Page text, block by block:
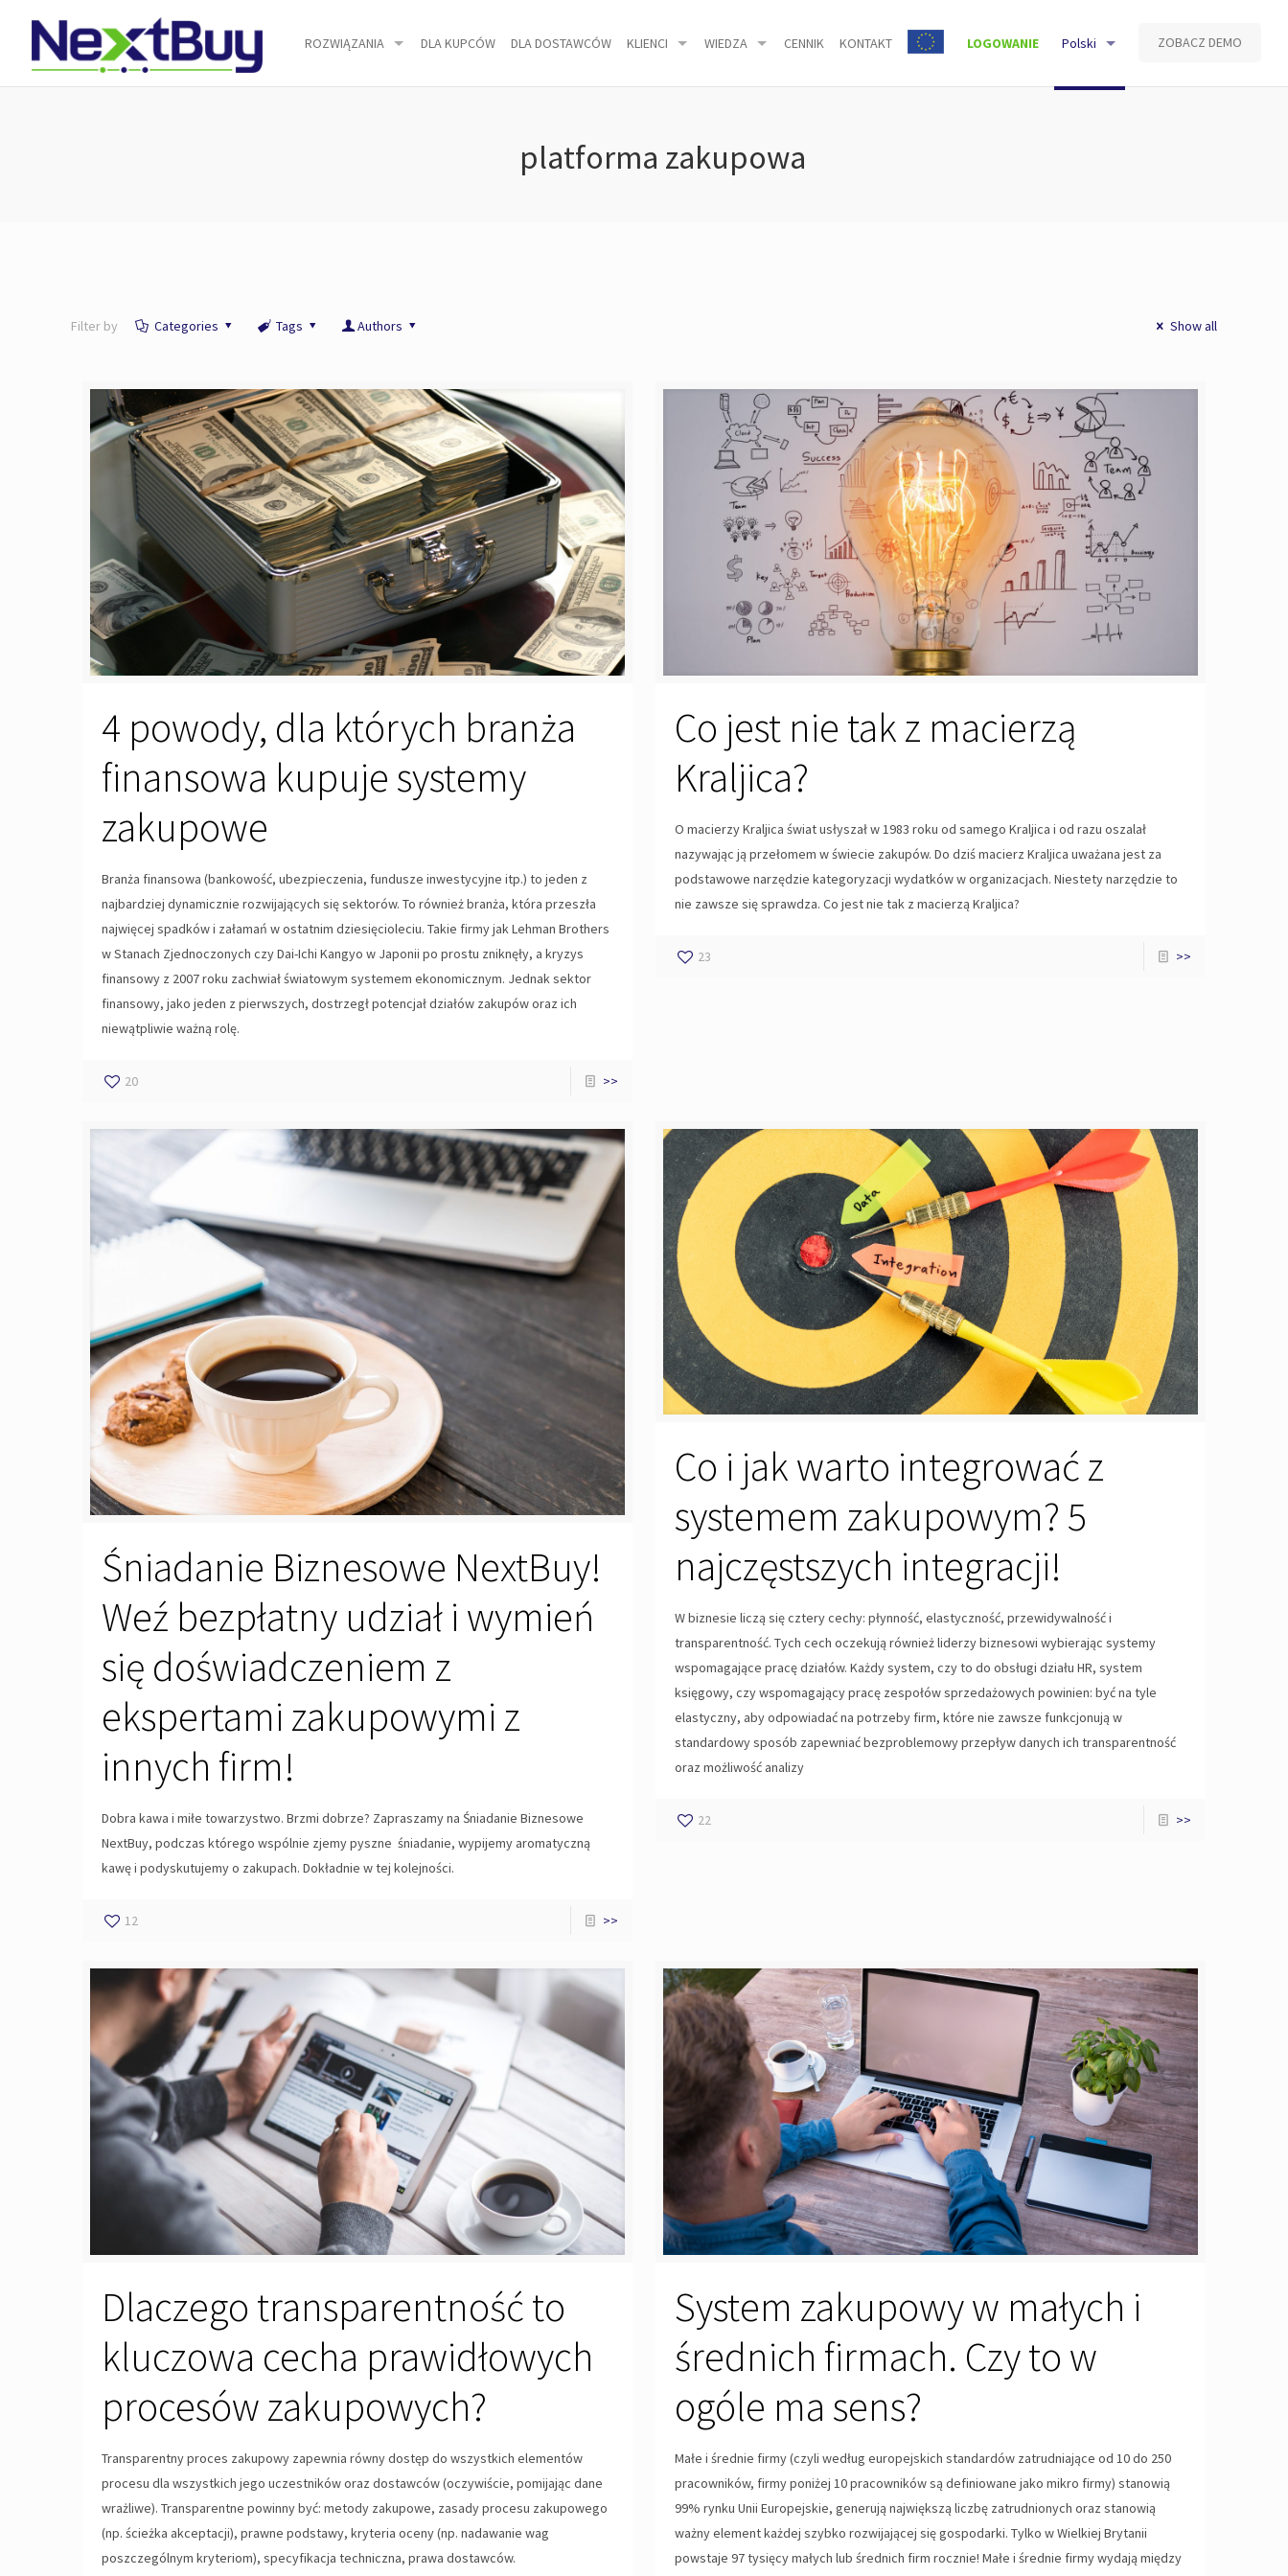
ROZWIĄZANIA DLA KUPCÓW DLA DOSTAWCÓW KLIENCI WIEDZA CENNIK KONTAKT LOGOWANIE Polski ZOBACZ DEMO
platforma zakupowa
Filter by Categories Tags Authors Show all
4 powody, dla których branża
finansowa kupuje systemy
zakupowe
Branża finansowa (bankowość, ubezpieczenia, fundusze inwestycyjne itp.) to jeden z
najbardziej dynamicznie rozwijających się sektorów. To również branża, która przeszła
najwięcej spadków i załamań w ostatnim dziesięcioleciu. Takie firmy jak Lehman Brothers
w Stanach Zjednoczonych czy Dai-Ichi Kangyo w Japonii po prostu zniknęły, a kryzys
finansowy z 2007 roku zachwiał światowym systemem ekonomicznym. Jednak sektor
finansowy, jako jeden z pierwszych, dostrzegł potencjał działów zakupów oraz ich
niewątpliwie ważną rolę.
20 >>
Co jest nie tak z macierzą
Kraljica?
O macierzy Kraljica świat usłyszał w 1983 roku od samego Kraljica i od razu oszalał
nazywając ją przełomem w świecie zakupów. Do dziś macierz Kraljica uważana jest za
podstawowe narzędzie kategoryzacji wydatków w organizacjach. Niestety narzędzie to
nie zawsze się sprawdza. Co jest nie tak z macierzą Kraljica?
23 >>
Śniadanie Biznesowe NextBuy!
Weź bezpłatny udział i wymień
się doświadczeniem z
ekspertami zakupowymi z
innych firm!
Dobra kawa i miłe towarzystwo. Brzmi dobrze? Zapraszamy na Śniadanie Biznesowe
NextBuy, podczas którego wspólnie zjemy pyszne śniadanie, wypijemy aromatyczną
kawę i podyskutujemy o zakupach. Dokładnie w tej kolejności.
12 >>
Co i jak warto integrować z
systemem zakupowym? 5
najczęstszych integracji!
W biznesie liczą się cztery cechy: płynność, elastyczność, przewidywalność i
transparentność. Tych cech oczekują również liderzy biznesowi wybierając systemy
wspomagające pracę działów. Każdy system, czy to do obsługi działu HR, system
księgowy, czy wspomagający pracę zespołów sprzedażowych powinien: być na tyle
elastyczny, aby odpowiadać na potrzeby firm, które nie zawsze funkcjonują w
standardowy sposób zapewniać bezproblemowy przepływ danych ich transparentność
oraz możliwość analizy
22 >>
Dlaczego transparentność to
kluczowa cecha prawidłowych
procesów zakupowych?
Transparentny proces zakupowy zapewnia równy dostęp do wszystkich elementów
procesu dla wszystkich jego uczestników oraz dostawców (oczywiście, pomijając dane
wrażliwe). Transparentne powinny być: metody zakupowe, zasady procesu zakupowego
(np. ścieżka akceptacji), prawne podstawy, kryteria oceny (np. nadawanie wag
poszczególnym kryteriom), specyfikacja techniczna, prawa dostawców.
System zakupowy w małych i
średnich firmach. Czy to w
ogóle ma sens?
Małe i średnie firmy (czyli według europejskich standardów zatrudniające od 10 do 250
pracowników, firmy poniżej 10 pracowników są definiowane jako mikro firmy) stanowią
99% rynku Unii Europejskie, generują największą liczbę zatrudnionych oraz stanowią
ważny element każdej szybko rozwijającej się gospodarki. Tylko w Wielkiej Brytanii
powstaje 97 tysięcy małych lub średnich firm rocznie! Małe i średnie firmy wydają między